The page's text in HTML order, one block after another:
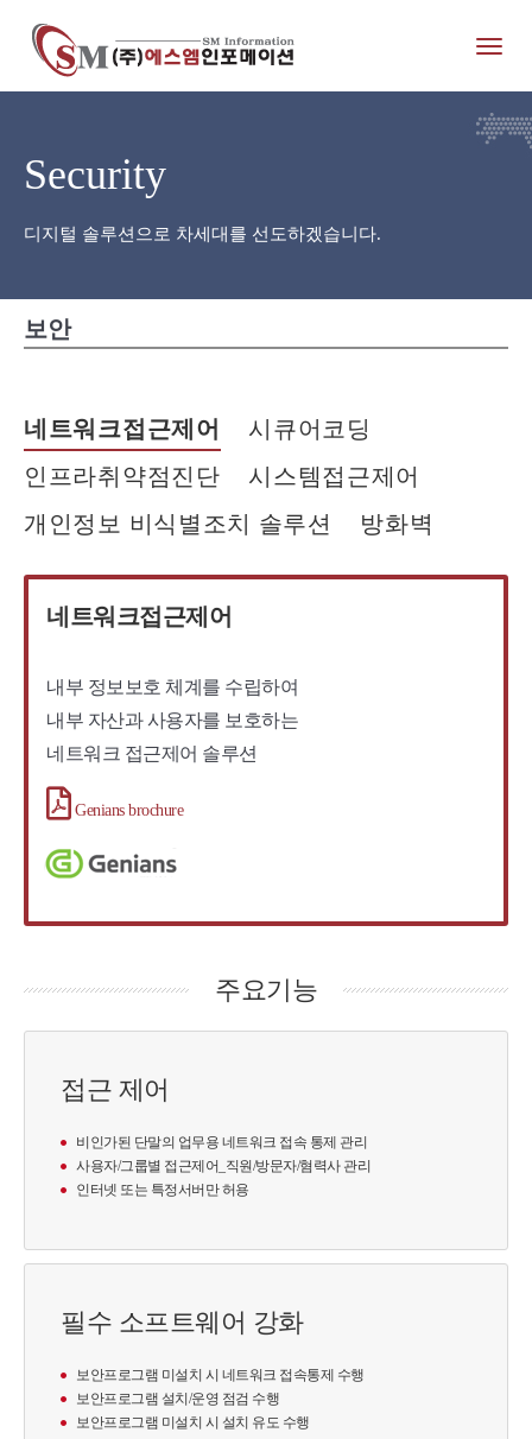
Security
디지털 솔루션으로 차세대를 선도하겠습니다.
보안
네트워크접근제어
시큐어코딩
인프라취약점진단
시스템접근제어
개인정보 비식별조치 솔루션
방화벽
네트워크접근제어
내부 정보보호 체계를 수립하여
내부 자산과 사용자를 보호하는
네트워크 접근제어 솔루션
Genians brochure
주요기능
접근 제어
비인가된 단말의 업무용 네트워크 접속 통제 관리
사용자/그룹별 접근제어_직원/방문자/혐력사 관리
인터넷 또는 특정서버만 허용
필수 소프트웨어 강화
보안프로그램 미설치 시 네트워크 접속통제 수행
보안프로그램 설치/운영 점검 수행
보안프로그램 미설치 시 설치 유도 수행